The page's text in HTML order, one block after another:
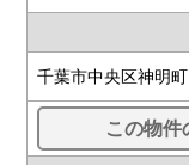
千葉市中央区神明町
この物件